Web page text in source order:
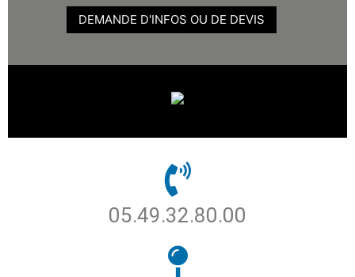
DEMANDE D'INFOS OU DE DEVIS
05.49.32.80.00